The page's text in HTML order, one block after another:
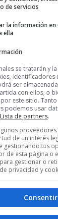
de servicios
la información
ella
se tratarán y
identificadores
ser
con ellos, o
este sitio.
podemos usar
Lista de partners.
de un interés
gestionando tus
de esta página o
gestionar o
privacidad y
Consentir